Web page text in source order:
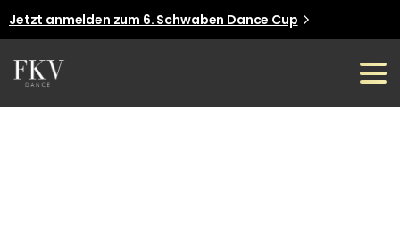
Jetzt anmelden zum 6. Schwaben Dance Cup
Jetzt anmelden